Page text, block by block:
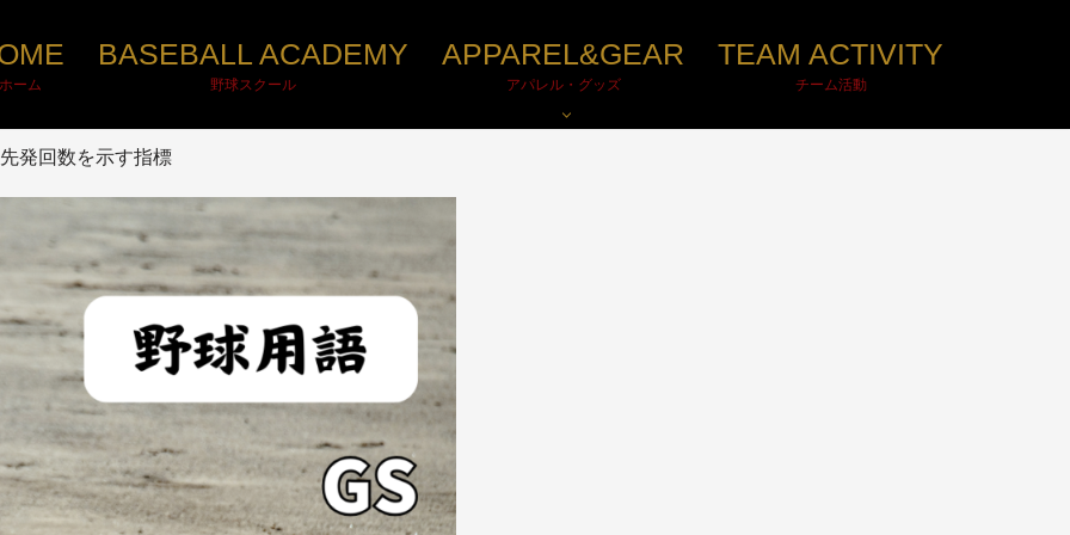
ーム
BASEBALL ACADEMY
野球スクール
APPAREL&GEAR
アパレル・グッズ
TEAM ACTIVITY
チーム活動
発回数を示す指標